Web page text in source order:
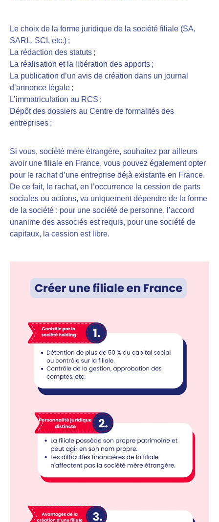
Le choix de la forme juridique de la société filiale (SA,
SARL, SCI, etc.) ;
La rédaction des statuts ;
La réalisation et la libération des apports ;
La publication d’un avis de création dans un journal
d’annonce légale ;
L’immatriculation au RCS ;
Dépôt des dossiers au Centre de formalités des
entreprises ;
Si vous, société mère étrangère, souhaitez par ailleurs
avoir une filiale en France, vous pouvez également opter
pour le rachat d’une entreprise déjà existante en France.
De ce fait, le rachat, en l’occurrence la cession de parts
sociales ou actions, va uniquement dépendre de la forme
de la société : pour une société de personne, l’accord
unanime des associés est requis, pour une société de
capitaux, la cession est libre.